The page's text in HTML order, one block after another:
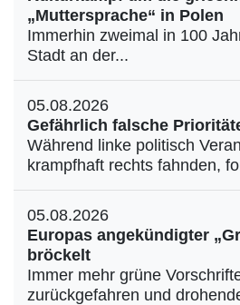
„Muttersprache“ in Polen
Immerhin zweimal in 100
Stadt an der...
05.08.2026
Gefährlich falsche
Während linke politisch
krampfhaft rechts fahnden,
05.08.2026
Europas angekündigter
bröckelt
Immer mehr grüne
zurückgefahren und